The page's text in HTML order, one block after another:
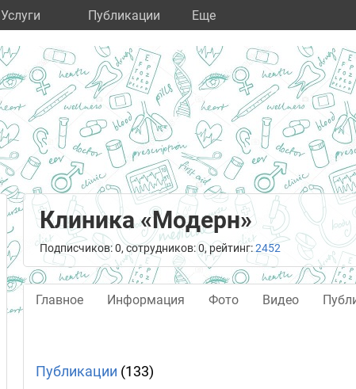
Услуги Публикации Eще
Клиника «Модерн»
Подписчиков: 0, сотрудников: 0, рейтинг:2452
Главное Информация Фото Видео
Публикации (133)